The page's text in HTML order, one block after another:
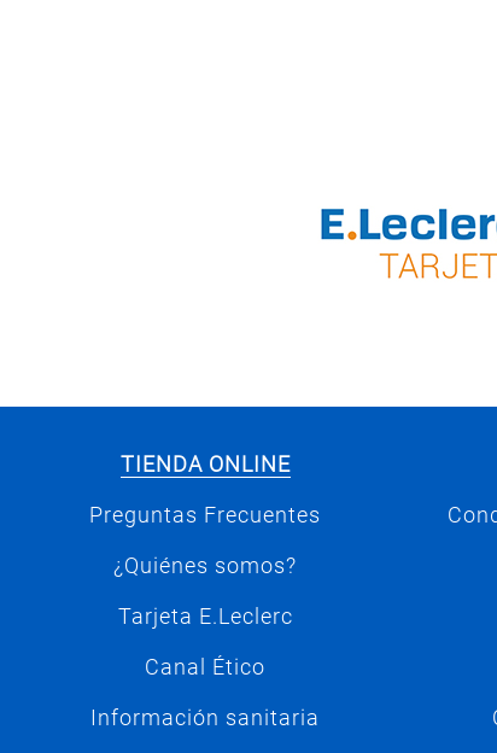
TIENDA ONLINE
Preguntas Frecuentes
¿Quiénes somos?
Tarjeta E.Leclerc
Canal Ético
Información sanitaria